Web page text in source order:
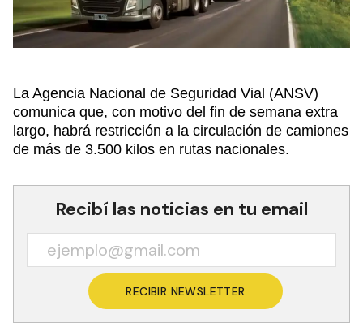
La Agencia Nacional de Seguridad Vial (ANSV)
comunica que, con motivo del fin de semana extra
largo, habrá restricción a la circulación de camiones
de más de 3.500 kilos en rutas nacionales.
Recibí las noticias en tu email
RECIBIR NEWSLETTER